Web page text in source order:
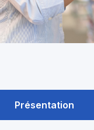
Présentation